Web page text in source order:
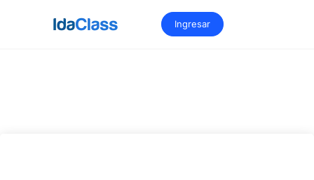
Ingresar